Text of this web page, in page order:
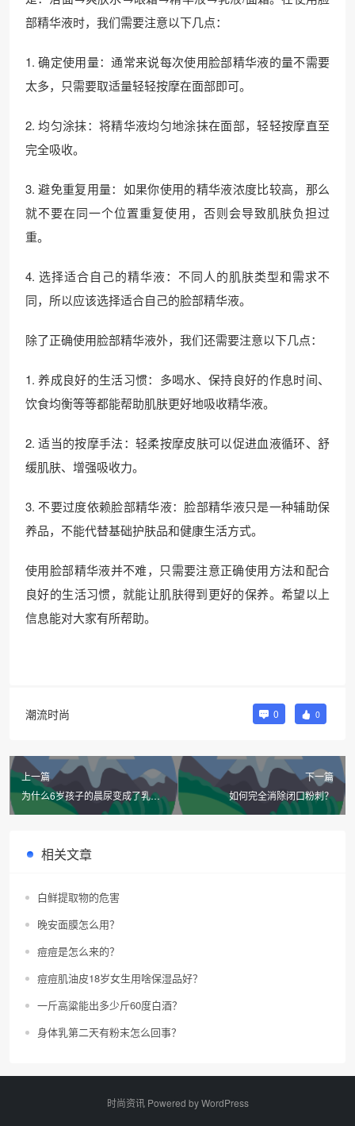
部精华液时，我们需要注意以下几点：
1. 确定使用量：通常来说每次使用脸部精华液的量不需要
太多，只需要取适量轻轻按摩在面部即可。
2. 均匀涂抹：将精华液均匀地涂抹在面部，轻轻按摩直至
完全吸收。
3. 避免重复用量：如果你使用的精华液浓度比较高，那么
就不要在同一个位置重复使用，否则会导致肌肤负担过
重。
4. 选择适合自己的精华液：不同人的肌肤类型和需求不
同，所以应该选择适合自己的脸部精华液。
除了正确使用脸部精华液外，我们还需要注意以下几点：
1. 养成良好的生活习惯：多喝水、保持良好的作息时间、
饮食均衡等等都能帮助肌肤更好地吸收精华液。
2. 适当的按摩手法：轻柔按摩皮肤可以促进血液循环、舒
缓肌肤、增强吸收力。
3. 不要过度依赖脸部精华液：脸部精华液只是一种辅助保
养品，不能代替基础护肤品和健康生活方式。
使用脸部精华液并不难，只需要注意正确使用方法和配合
良好的生活习惯，就能让肌肤得到更好的保养。希望以上
信息能对大家有所帮助。
潮流时尚 0 0
上一篇
为什么6岁孩子的晨尿变成了乳白
下一篇
如何完全消除闭口粉刺？
相关文章
白鲜提取物的危害
晚安面膜怎么用？
痘痘是怎么来的？
痘痘肌油皮18岁女生用啥保湿品好？
一斤高粱能出多少斤60度白酒？
身体乳第二天有粉末怎么回事？
时尚资讯 Powered byWordPress